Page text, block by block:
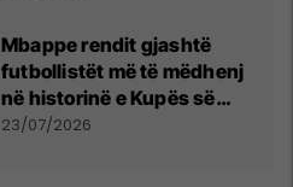
Mbappe rendit gjashtë
futbollistët më të mëdhenj
në historinë e Kupës së
Botës, Messi mbetet i dyti
23/07/2026